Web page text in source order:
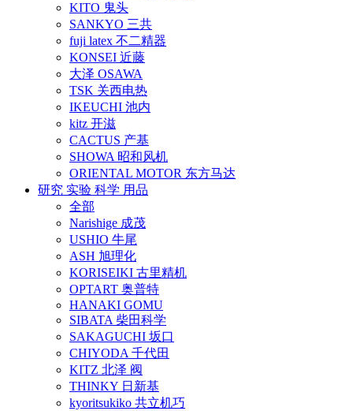
KITO 鬼头
SANKYO 三共
fuji latex 不二精器
KONSEI 近藤
大泽 OSAWA
TSK 关西电热
IKEUCHI 池内
kitz 开滋
CACTUS 产基
SHOWA 昭和风机
ORIENTAL MOTOR 东方马达
研究 实验 科学 用品
全部
Narishige 成茂
USHIO 牛尾
ASH 旭理化
KORISEIKI 古里精机
OPTART 奥普特
HANAKI GOMU
SIBATA 柴田科学
SAKAGUCHI 坂口
CHIYODA 千代田
KITZ 北泽 阀
THINKY 日新基
kyoritsukiko 共立机巧